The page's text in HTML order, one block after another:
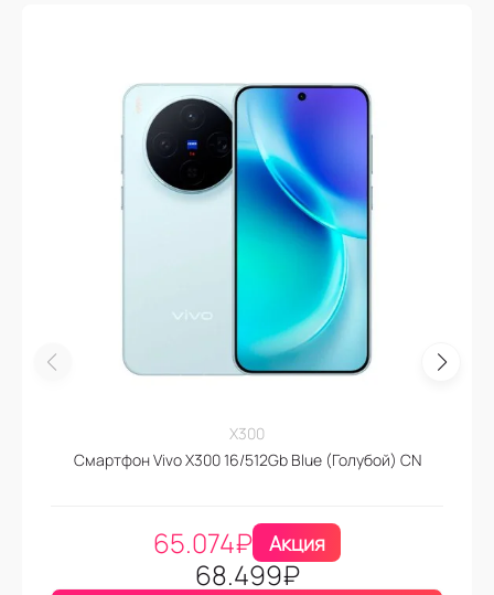
X300
Смартфон Vivo X300 16/512Gb Blue (Голубой) CN
65.074₽ Акция
68.499₽